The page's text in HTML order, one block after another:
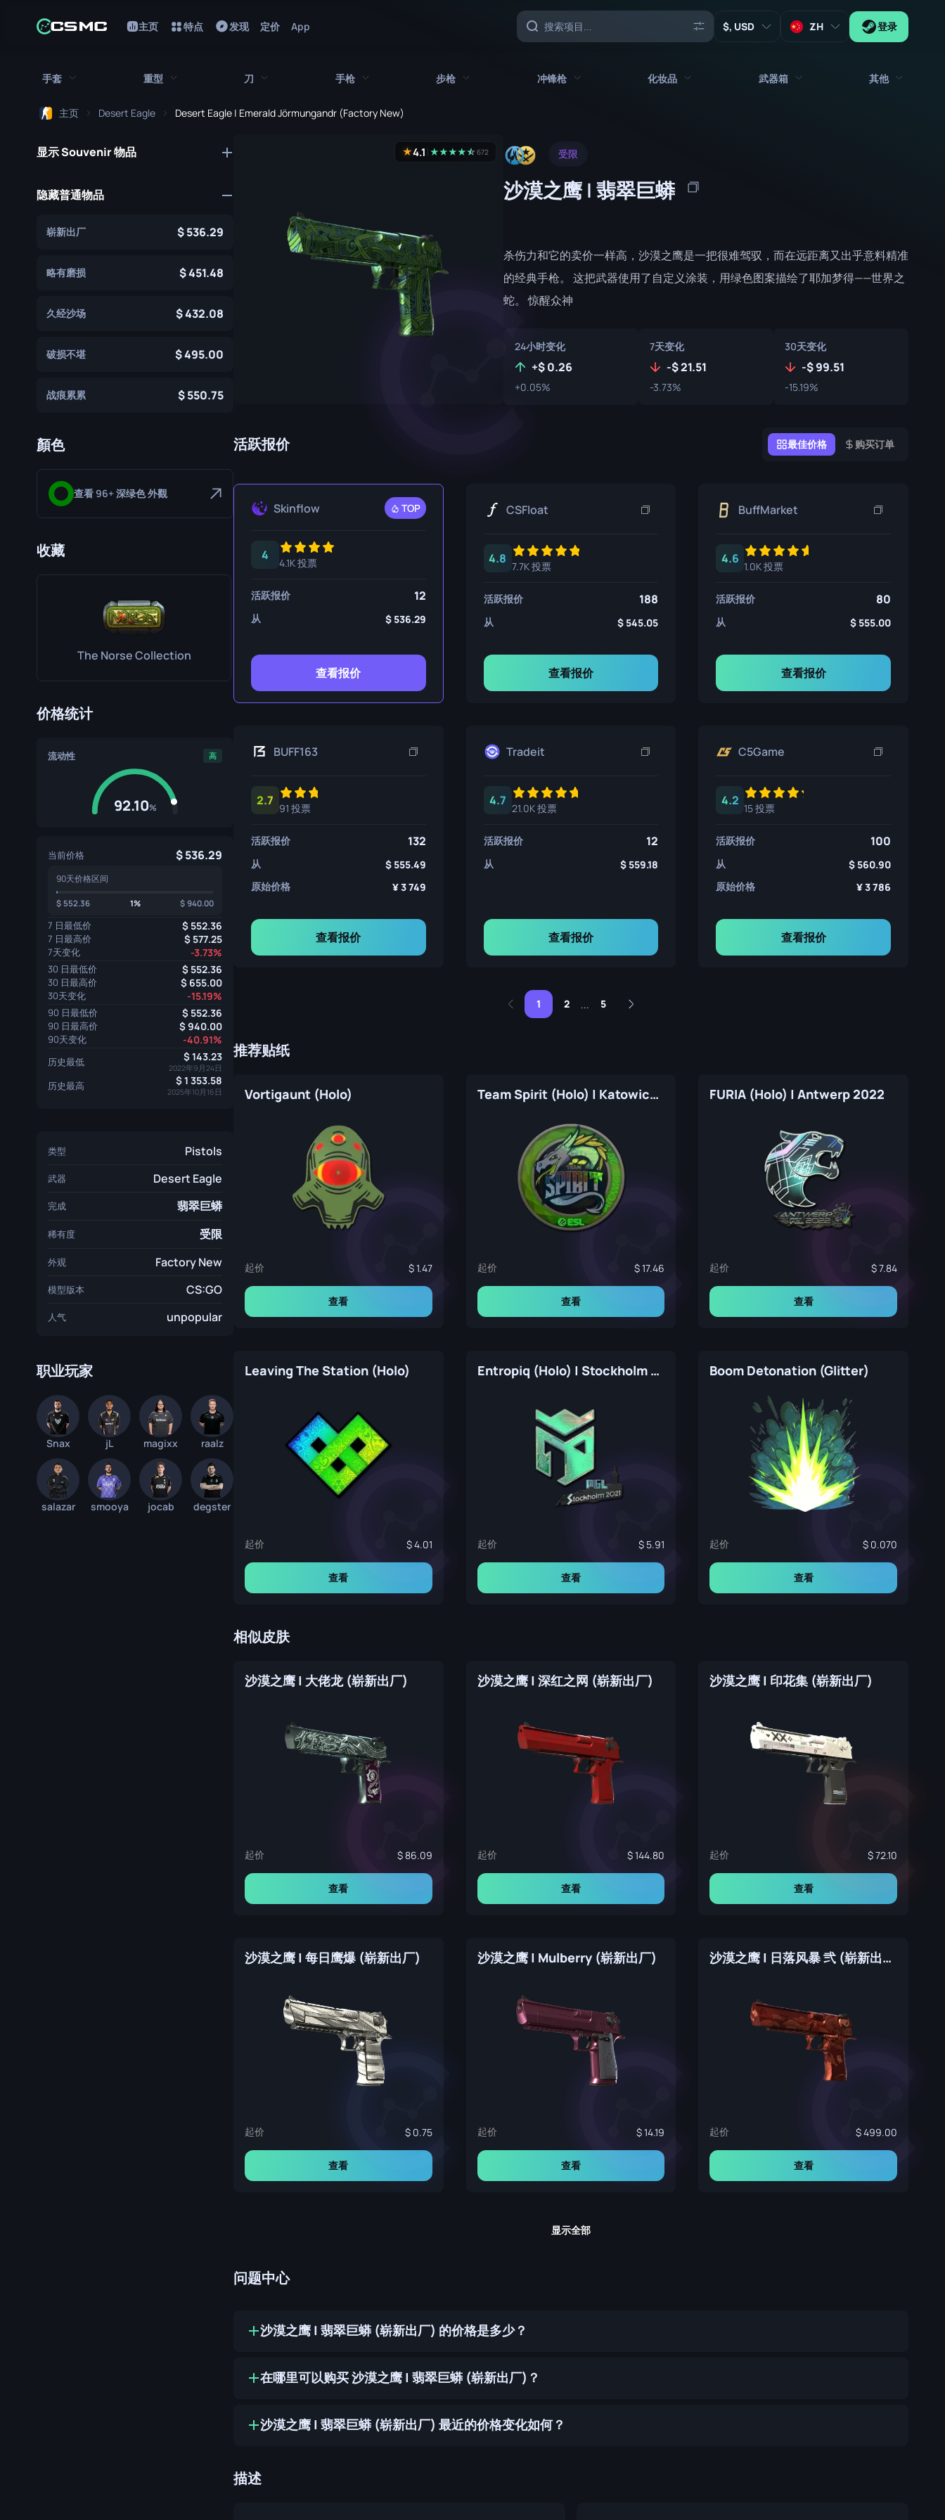
主页 特点 发现 定价 App , USD ZH 登录
手套
猎犬手套
折断的牙齿手套
九头蛇手套
运动手套
重型
锯短型霰弹枪
刀
蝴蝶刀
经典刀
M9 刺刀
影子匕首
熊刀
手枪
CZ75 自动
Five-SeveN
Glock-18
步枪
AK-47
加利尔 AR
冲锋枪
MAC-10
MP5-SD
P90
PP-野牛
化妆品
武器挂饰
补丁
武器箱
贴纸胶囊
纪念品
纪念品亮点
其他
主页 Desert Eagle Desert Eagle | Emerald Jörmungandr (Factory New)
显示 Souvenir 物品
隐藏普通物品
崭新出厂 536.29
略有磨损 451.48
久经沙场 432.08
破损不堪 495.00
战痕累累 550.75
顏色
查看 96+ 深绿色 外觀
收藏
The Norse Collection
价格统计
流动性 高
92.10%
当前价格 536.29
90天价格区间
552.36 1% 940.00
7 日最低价 552.36
7 日最高价 577.25
7天变化 -3.73%
30 日最低价 552.36
30 日最高价 655.00
30天变化 -15.19%
90 日最低价 552.36
90 日最高价 940.00
90天变化 -40.91%
历史最低 143.23
2022年9月24日
历史最高 1 353.58
2025年10月16日
类型 Pistols
武器 Desert Eagle
完成 翡翠巨蟒
稀有度 受限
外观 Factory New
模型版本 CS:GO
人气 unpopular
职业玩家
Snax jL magixx raalz
salazar smooya jocab degster
★4.1 ★★★★★
☆672 受限
沙漠之鹰 | 翡翠巨蟒
杀伤力和它的卖价一样高，沙漠之鹰是一把很难驾驭，而在远距离又出乎意料精准
的经典手枪。 这把武器使用了自定义涂装，用绿色图案描绘了耶加梦得——世界之
蛇。 惊醒众神
24小时变化
+ 0.26
+0.05%
7天变化
- 21.51
-3.73%
30天变化
- 99.51
-15.19%
活跃报价 最佳价格 购买订单
Skinflow TOP
4
4.1K 投票
活跃报价 12
从 536.29
查看报价
CSFloat
4.8
7.7K 投票
活跃报价 188
从 545.05
查看报价
BuffMarket
4.6
1.0K 投票
活跃报价 80
从 555.00
查看报价
BUFF163
2.7
91 投票
活跃报价 132
从
555.49
原始价格
3 749
查看报价
Tradeit
4.7
21.0K 投票
活跃报价 12
从 559.18
查看报价
C5Game
4.2
15 投票
活跃报价 100
从
560.90
原始价格
3 786
查看报价
1 2 ... 5
推荐贴纸
Vortigaunt (Holo)
起价 1.47
查看
Team Spirit (Holo) | Katowice 2019
起价 17.46
查看
FURIA (Holo) | Antwerp 2022
起价 7.84
查看
Leaving The Station (Holo)
起价 4.01
查看
Entropiq (Holo) | Stockholm 2021
起价 5.91
查看
Boom Detonation (Glitter)
起价 0.070
查看
相似皮肤
沙漠之鹰 | 大佬龙 (崭新出厂)
起价 86.09
查看
沙漠之鹰 | 深红之网 (崭新出厂)
起价 144.80
查看
沙漠之鹰 | 印花集 (崭新出厂)
起价 72.10
查看
沙漠之鹰 | 每日鹰爆 (崭新出厂)
起价 0.75
查看
沙漠之鹰 | Mulberry (崭新出厂)
起价 14.19
查看
沙漠之鹰 | 日落风暴 弐 (崭新出厂)
起价 499.00
查看
显示全部
问题中心
沙漠之鹰 | 翡翠巨蟒 (崭新出厂) 的价格是多少？
在哪里可以购买 沙漠之鹰 | 翡翠巨蟒 (崭新出厂)？
沙漠之鹰 | 翡翠巨蟒 (崭新出厂) 最近的价格变化如何？
描述